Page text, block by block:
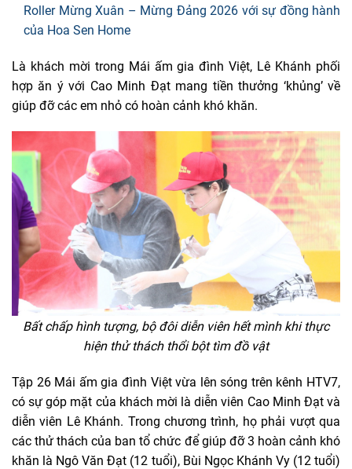
Roller Mừng Xuân – Mừng Đảng 2026 với sự đồng hành
của Hoa Sen Home
Là khách mời trong Mái ấm gia đình Việt, Lê Khánh phối
hợp ăn ý với Cao Minh Đạt mang tiền thưởng ‘khủng’ về
giúp đỡ các em nhỏ có hoàn cảnh khó khăn.
Bất chấp hình tượng, bộ đôi diễn viên hết mình khi thực
hiện thử thách thổi bột tìm đồ vật
Tập 26 Mái ấm gia đình Việt vừa lên sóng trên kênh HTV7,
có sự góp mặt của khách mời là diễn viên Cao Minh Đạt và
diễn viên Lê Khánh. Trong chương trình, họ phải vượt qua
các thử thách của ban tổ chức để giúp đỡ 3 hoàn cảnh khó
khăn là Ngô Văn Đạt (12 tuổi), Bùi Ngọc Khánh Vy (12 tuổi)